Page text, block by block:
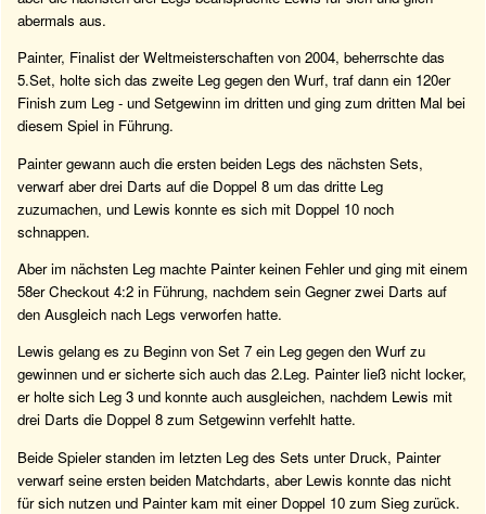
abermals aus.
Painter, Finalist der Weltmeisterschaften von 2004, beherrschte das
5.Set, holte sich das zweite Leg gegen den Wurf, traf dann ein 120er
Finish zum Leg - und Setgewinn im dritten und ging zum dritten Mal bei
diesem Spiel in Führung.
Painter gewann auch die ersten beiden Legs des nächsten Sets,
verwarf aber drei Darts auf die Doppel 8 um das dritte Leg
zuzumachen, und Lewis konnte es sich mit Doppel 10 noch
schnappen.
Aber im nächsten Leg machte Painter keinen Fehler und ging mit einem
58er Checkout 4:2 in Führung, nachdem sein Gegner zwei Darts auf
den Ausgleich nach Legs verworfen hatte.
Lewis gelang es zu Beginn von Set 7 ein Leg gegen den Wurf zu
gewinnen und er sicherte sich auch das 2.Leg. Painter ließ nicht locker,
er holte sich Leg 3 und konnte auch ausgleichen, nachdem Lewis mit
drei Darts die Doppel 8 zum Setgewinn verfehlt hatte.
Beide Spieler standen im letzten Leg des Sets unter Druck, Painter
verwarf seine ersten beiden Matchdarts, aber Lewis konnte das nicht
für sich nutzen und Painter kam mit einer Doppel 10 zum Sieg zurück.